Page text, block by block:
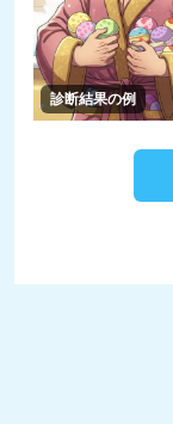
診断結果の例